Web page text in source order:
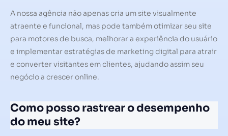
A nossa agência não apenas cria um site visualmente
atraente e funcional, mas pode também otimizar seu site
para motores de busca, melhorar a experiência do usuário
e implementar estratégias de marketing digital para atrair
e converter visitantes em clientes, ajudando assim seu
negócio a crescer online.
Como posso rastrear o desempenho
do meu site?